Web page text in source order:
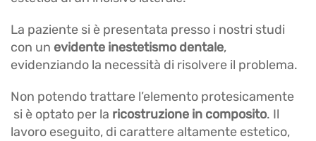
La paziente si è presentata presso i nostri studi
con un evidente inestetismo dentale,
evidenziando la necessità di risolvere il problema.
Non potendo trattare l’elemento protesicamente
si è optato per la ricostruzione in composito. Il
lavoro eseguito, di carattere altamente estetico,